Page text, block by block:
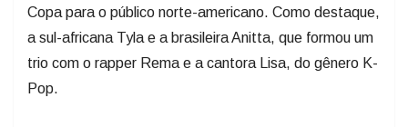
Copa para o público norte-americano. Como destaque,
a sul-africana Tyla e a brasileira Anitta, que formou um
trio com o rapper Rema e a cantora Lisa, do gênero K-
Pop.